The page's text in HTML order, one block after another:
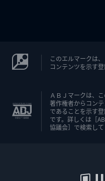
このエルマークは
コンテンツを示す
ＡＢＪマークは、
著作権者からコン
であることを示す
です。詳しくは［
協議会］で検索して